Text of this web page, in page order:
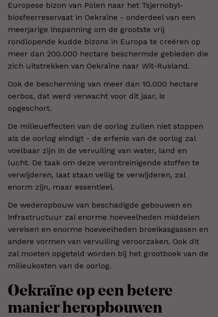
Europese bizon van Polen naar het Tsjernobyl-
biosfeerreservaat in Oekraïne - onderdeel van een
meerjarige inspanning om de grootste vrij
rondlopende kudde bizons in Europa te creëren op
meer dan 200.000 hectare beschermde gebieden die
zich uitstrekken van Oekraïne naar Wit-Rusland.
Ook de bescherming van meer dan 10.000 hectare
oerbos, dat werd verwacht voor dit jaar, is
opgeschort.
De milieueffecten van de oorlog zullen niet stoppen
als de oorlog eindigt - de erfenis van de oorlog zal
voelbaar zijn in de vervuiling van water, land en
lucht. De taak om deze verontreinigende stoffen te
verwijderen, laat staan ​​veilig te verwijderen, zal
enorm zijn, maar essentieel.
De wederopbouw van beschadigde gebouwen en
infrastructuur zal enorme hoeveelheden middelen
vereisen en enorme hoeveelheden broeikasgassen en
andere vormen van vervuiling veroorzaken. Ook dit
zal moeten opgeteld worden bij het grootboek van de
milieukosten van de oorlog.
Oekraïne op een betere
manier heropbouwen